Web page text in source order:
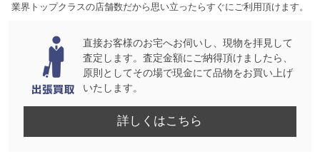
業界トップクラスの店舗数だから思い立ったらすぐにご利用頂けます。
直接お客様のお宅へお伺いし、現物を拝見して
査定します。査定金額にご納得頂けましたら、
原則としてその場で現金にて品物をお買い上げ
いたします。
詳しくはこちら